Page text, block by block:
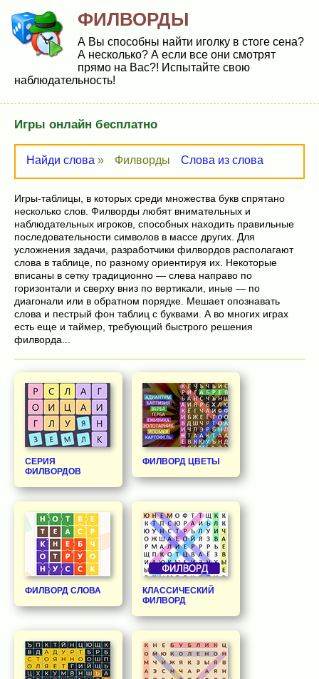
ФИЛВОРДЫ
А Вы способны найти иголку в стоге сена?
А несколько? А если все они смотрят
прямо на Вас?! Испытайте свою
наблюдательность!
Игры онлайн бесплатно
Найди слова » Филворды Слова из слова
Игры-таблицы, в которых среди множества букв спрятано
несколько слов. Филворды любят внимательных и
наблюдательных игроков, способных находить правильные
последовательности символов в массе других. Для
усложнения задачи, разработчики филвордов располагают
слова в таблице, по разному ориентируя их. Некоторые
вписаны в сетку традиционно — слева направо по
горизонтали и сверху вниз по вертикали, иные — по
диагонали или в обратном порядке. Мешает опознавать
слова и пестрый фон таблиц с буквами. А во многих играх
есть еще и таймер, требующий быстрого решения
филворда...
СЕРИЯ
ФИЛВОРДОВ
ФИЛВОРД ЦВЕТЫ
ФИЛВОРД СЛОВА
КЛАССИЧЕСКИЙ
ФИЛВОРД